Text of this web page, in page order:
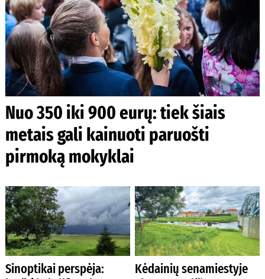
Nuo 350 iki 900 eurų: tiek šiais
metais gali kainuoti paruošti
pirmoką mokyklai
Sinoptikai perspėja:
Kėdainių senamiestyje